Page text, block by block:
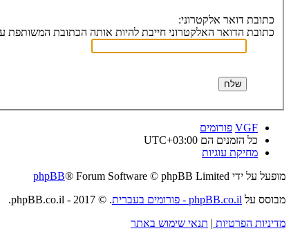
כתובת דואר אלקטרוני:
כתובת הדואר האלקטרוני חייבת להיות אותה הכתובת
VGF פורומים
כל הזמנים הם UTC+03:00
מחיקת עוגיות
מופעל על ידי
phpBB® Forum Software © phpBB Limited
מבוסס על phpBB.co.il - פורומים בעברית
. © 2017 - phpBB.co.il.
מדיניות הפרטיות | תנאי שימוש באתר